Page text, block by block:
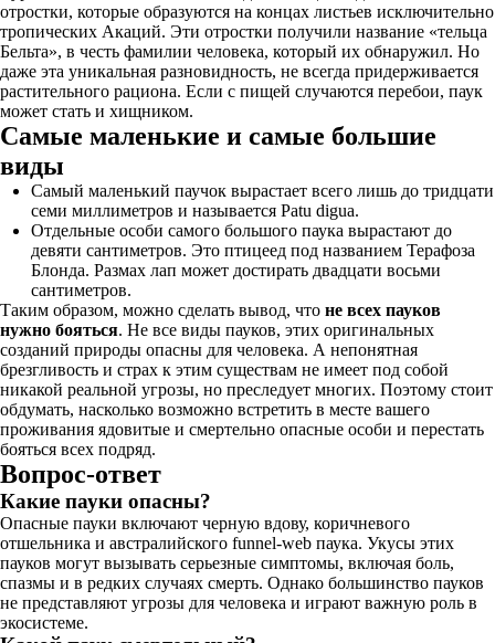
отростки, которые образуются на концах листьев исключительно
тропических Акаций. Эти отростки получили название «тельца
Бельта», в честь фамилии человека, который их обнаружил. Но
даже эта уникальная разновидность, не всегда придерживается
растительного рациона. Если с пищей случаются перебои, паук
может стать и хищником.
Самые маленькие и самые большие
виды
Самый маленький паучок вырастает всего лишь до тридцати
семи миллиметров и называется Patu digua.
Отдельные особи самого большого паука вырастают до
девяти сантиметров. Это птицеед под названием Терафоза
Блонда. Размах лап может достирать двадцати восьми
сантиметров.
Таким образом, можно сделать вывод, что не всех пауков
нужно бояться. Не все виды пауков, этих оригинальных
созданий природы опасны для человека. А непонятная
брезгливость и страх к этим существам не имеет под собой
никакой реальной угрозы, но преследует многих. Поэтому стоит
обдумать, насколько возможно встретить в месте вашего
проживания ядовитые и смертельно опасные особи и перестать
бояться всех подряд.
Вопрос-ответ
Какие пауки опасны?
Опасные пауки включают черную вдову, коричневого
отшельника и австралийского funnel-web паука. Укусы этих
пауков могут вызывать серьезные симптомы, включая боль,
спазмы и в редких случаях смерть. Однако большинство пауков
не представляют угрозы для человека и играют важную роль в
экосистеме.